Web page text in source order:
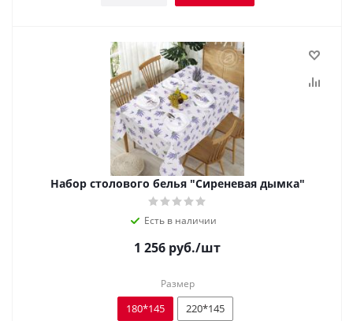
Набор столового белья "Сиреневая дымка"
Есть в наличии
1 256 руб./шт
Размер
180*145 220*145